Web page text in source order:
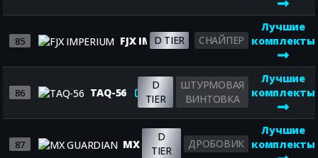
85 FJX IMPERIUM
D TIER СНАЙПЕР
Лучшие
комплекты
86 TAQ-56
D
TIER
ШТУРМОВАЯ
ВИНТОВКА
Лучшие
комплекты
87 MX GUARDIAN
D
TIER
ДРОБОВИК
Лучшие
комплекты